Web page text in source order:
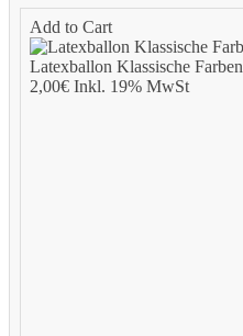
Add to Cart
Latexballon Klassische Farben
2,00€Inkl. 19% MwSt